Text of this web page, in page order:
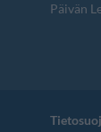
Päivän